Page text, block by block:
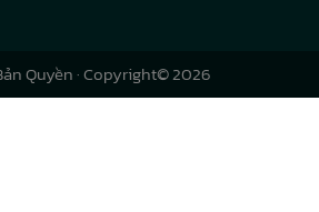
Quyền· Copyright© 2026